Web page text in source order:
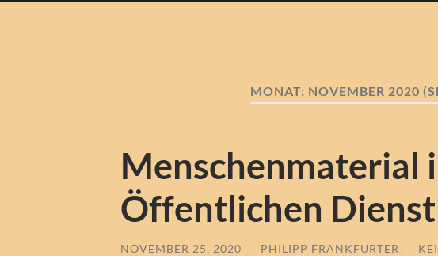
MONAT: NOVEMBER 2020
Menschenmaterial
Öffentlichen Dienst
NOVEMBER 25, 2020 / PHILIPP FRANKFURTER /